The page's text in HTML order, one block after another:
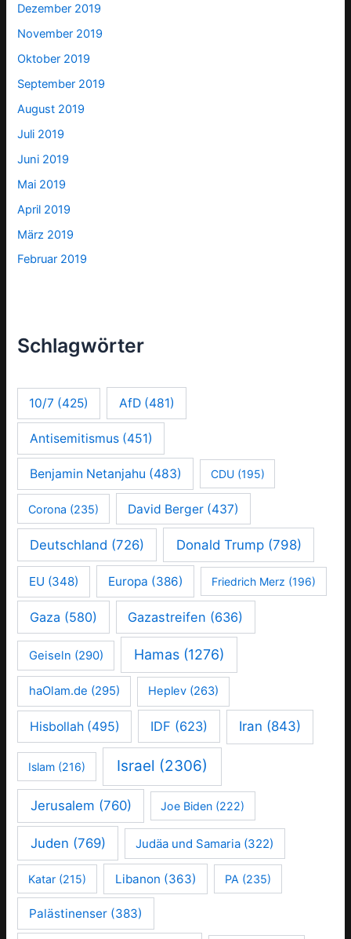
Dezember 2019
November 2019
Oktober 2019
September 2019
August 2019
Juli 2019
Juni 2019
Mai 2019
April 2019
März 2019
Februar 2019
Schlagwörter
10/7 (425) AfD(481)
Antisemitismus(451)
Benjamin Netanjahu (483) CDU(195)
Corona (235) David Berger (437)
Deutschland (726) Donald Trump(798)
EU (348) Europa (386) Friedrich Merz (196)
Gaza (580) Gazastreifen (636)
Geiseln (290) Hamas (1276)
haOlam.de (295) Heplev (263)
Hisbollah(495) IDF (623) Iran (843)
Islam (216) Israel (2306)
Jerusalem (760) Joe Biden (222)
Juden (769) Judäa und Samaria (322)
Katar (215) Libanon (363) PA (235)
Palästinenser (383)